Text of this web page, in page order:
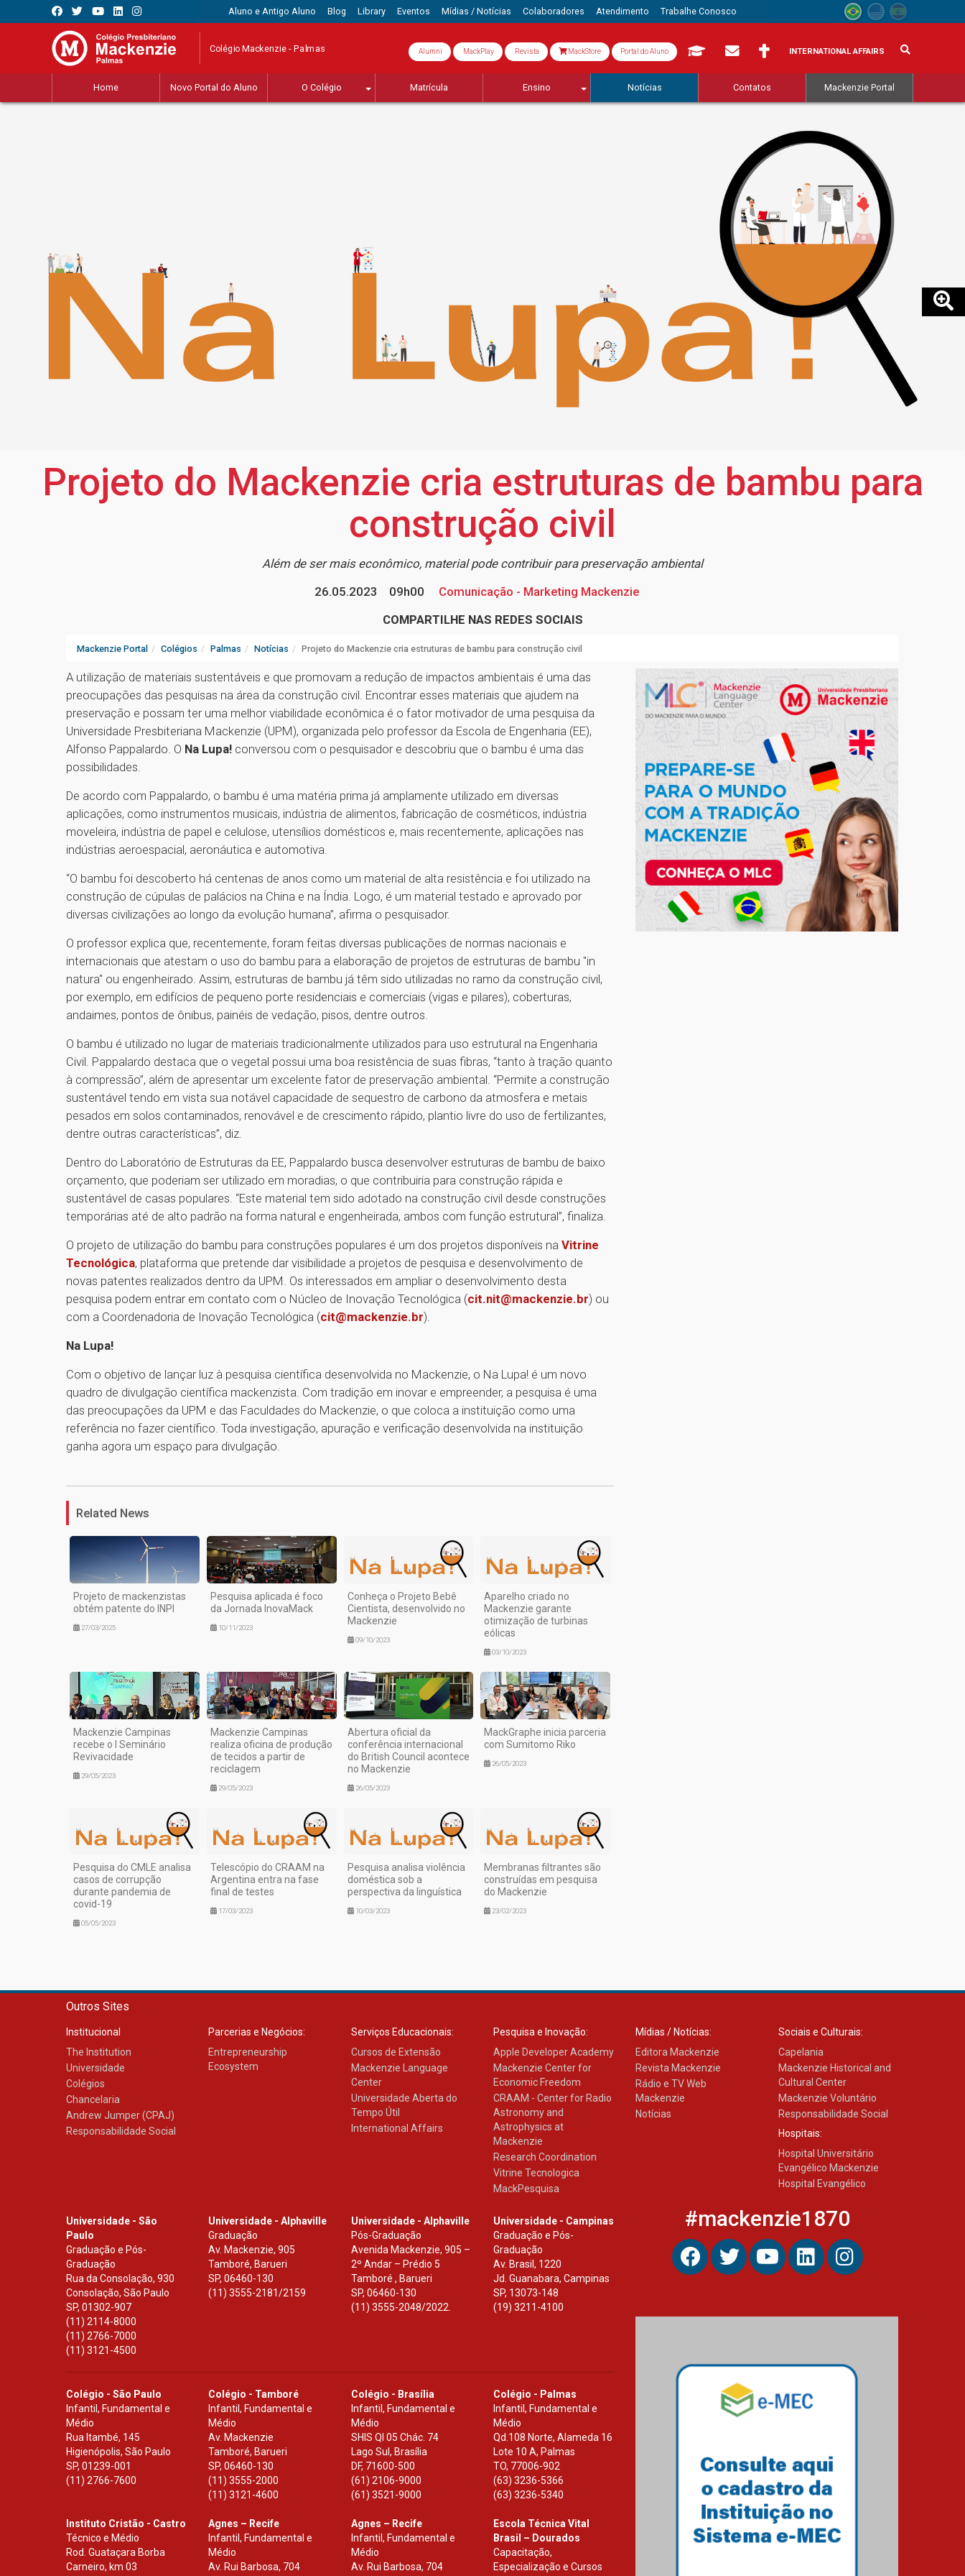
Aluno e Antigo Aluno Blog Library Eventos Mídias / Notícias Colaboradores Atendimento Trabalhe Conosco
Colégio Mackenzie - Palmas Alumni MackPlay Revista MackStore Portal do Aluno INTERNATIONAL AFFAIRS
Home Novo Portal do Aluno O Colégio Matrícula Ensino Notícias Contatos Mackenzie Portal
Projeto do Mackenzie cria estruturas de bambu para
construção civil
Além de ser mais econômico, material pode contribuir para preservação ambiental
26.05.2023
09h00
Comunicação - Marketing Mackenzie
COMPARTILHE NAS REDES SOCIAIS
Mackenzie Portal Colégios Palmas Notícias Projeto do Mackenzie cria estruturas de bambu para construção civil
A utilização de materiais sustentáveis e que promovam a redução de impactos ambientais é uma das
preocupações das pesquisas na área da construção civil. Encontrar esses materiais que ajudem na
preservação e possam ter uma melhor viabilidade econômica é o fator motivador de uma pesquisa da
Universidade Presbiteriana Mackenzie (UPM), organizada pelo professor da Escola de Engenharia (EE),
Alfonso Pappalardo. O Na Lupa! conversou com o pesquisador e descobriu que o bambu é uma das
possibilidades.
De acordo com Pappalardo, o bambu é uma matéria prima já amplamente utilizado em diversas
aplicações, como instrumentos musicais, indústria de alimentos, fabricação de cosméticos, indústria
moveleira, indústria de papel e celulose, utensílios domésticos e, mais recentemente, aplicações nas
indústrias aeroespacial, aeronáutica e automotiva.
“O bambu foi descoberto há centenas de anos como um material de alta resistência e foi utilizado na
construção de cúpulas de palácios na China e na Índia. Logo, é um material testado e aprovado por
diversas civilizações ao longo da evolução humana”, afirma o pesquisador.
O professor explica que, recentemente, foram feitas diversas publicações de normas nacionais e
internacionais que atestam o uso do bambu para a elaboração de projetos de estruturas de bambu "in
natura" ou engenheirado. Assim, estruturas de bambu já têm sido utilizadas no ramo da construção civil,
por exemplo, em edifícios de pequeno porte residenciais e comerciais (vigas e pilares), coberturas,
andaimes, pontos de ônibus, painéis de vedação, pisos, dentre outros.
O bambu é utilizado no lugar de materiais tradicionalmente utilizados para uso estrutural na Engenharia
Civil. Pappalardo destaca que o vegetal possui uma boa resistência de suas fibras, “tanto à tração quanto
à compressão”, além de apresentar um excelente fator de preservação ambiental. “Permite a construção
sustentável tendo em vista sua notável capacidade de sequestro de carbono da atmosfera e metais
pesados em solos contaminados, renovável e de crescimento rápido, plantio livre do uso de fertilizantes,
dentre outras características”, diz.
Dentro do Laboratório de Estruturas da EE, Pappalardo busca desenvolver estruturas de bambu de baixo
orçamento, que poderiam ser utilizado em moradias, o que contribuiria para construção rápida e
sustentável de casas populares. “Este material tem sido adotado na construção civil desde construções
temporárias até de alto padrão na forma natural e engenheirada, ambos com função estrutural”, finaliza.
O projeto de utilização do bambu para construções populares é um dos projetos disponíveis na Vitrine
Tecnológica, plataforma que pretende dar visibilidade a projetos de pesquisa e desenvolvimento de
novas patentes realizados dentro da UPM. Os interessados em ampliar o desenvolvimento desta
pesquisa podem entrar em contato com o Núcleo de Inovação Tecnológica (cit.nit@mackenzie.br) ou
com a Coordenadoria de Inovação Tecnológica (cit@mackenzie.br).
Na Lupa!
Com o objetivo de lançar luz à pesquisa científica desenvolvida no Mackenzie, o Na Lupa! é um novo
quadro de divulgação científica mackenzista. Com tradição em inovar e empreender, a pesquisa é uma
das preocupações da UPM e das Faculdades do Mackenzie, o que coloca a instituição como uma
referência no fazer científico. Toda investigação, apuração e verificação desenvolvida na instituição
ganha agora um espaço para divulgação.
Related News
Projeto de mackenzistas
obtém patente do INPI
27/03/2025
Pesquisa aplicada é foco
da Jornada InovaMack
10/11/2023
Conheça o Projeto Bebê
Cientista, desenvolvido no
Mackenzie
09/10/2023
Aparelho criado no
Mackenzie garante
otimização de turbinas
eólicas
03/10/2023
Mackenzie Campinas
recebe o I Seminário
Revivacidade
29/05/2023
Mackenzie Campinas
realiza oficina de produção
de tecidos a partir de
reciclagem
29/05/2023
Abertura oficial da
conferência internacional
do British Council acontece
no Mackenzie
26/05/2023
MackGraphe inicia parceria
com Sumitomo Riko
26/05/2023
Pesquisa do CMLE analisa
casos de corrupção
durante pandemia de
covid-19
05/05/2023
Telescópio do CRAAM na
Argentina entra na fase
final de testes
17/03/2023
Pesquisa analisa violência
doméstica sob a
perspectiva da linguística
10/03/2023
Membranas filtrantes são
construídas em pesquisa
do Mackenzie
23/02/2023
Outros Sites
Institucional
The Institution
Universidade
Colégios
Chancelaria
Andrew Jumper (CPAJ)
Responsabilidade Social
Parcerias e Negócios:
Entrepreneurship
Ecosystem
Serviços Educacionais:
Cursos de Extensão
Mackenzie Language
Center
Universidade Aberta do
Tempo Útil
International Affairs
Pesquisa e Inovação:
Apple Developer Academy
Mackenzie Center for
Economic Freedom
CRAAM - Center for Radio
Astronomy and
Astrophysics at
Mackenzie
Research Coordination
Vitrine Tecnologica
MackPesquisa
Mídias / Notícias:
Editora Mackenzie
Revista Mackenzie
Rádio e TV Web
Mackenzie
Notícias
Sociais e Culturais:
Capelania
Mackenzie Historical and
Cultural Center
Mackenzie Voluntário
Responsabilidade Social
Hospitais:
Hospital Universitário
Evangélico Mackenzie
Hospital Evangélico
Universidade - São
Paulo
Graduação e Pós-
Graduação
Rua da Consolação, 930
Consolação, São Paulo
SP, 01302-907
(11) 2114-8000
(11) 2766-7000
(11) 3121-4500
Universidade - Alphaville
Graduação
Av. Mackenzie, 905
Tamboré, Barueri
SP,06460-130
(11) 3555-2181/2159
Universidade - Alphaville
Pós-Graduação
Avenida Mackenzie, 905 –
2º Andar – Prédio 5
Tamboré , Barueri
SP, 06460-130
(11) 3555-2048/2022.
Universidade - Campinas
Graduação e Pós-
Graduação
Av. Brasil, 1220
Jd. Guanabara, Campinas
SP, 13073-148
(19) 3211-4100
Colégio - São Paulo
Infantil, Fundamental e
Médio
Rua Itambé, 145
Higienópolis, São Paulo
SP, 01239-001
(11) 2766-7600
Colégio - Tamboré
Infantil, Fundamental e
Médio
Av. Mackenzie
Tamboré, Barueri
SP,06460-130
(11) 3555-2000
(11) 3121-4600
Colégio - Brasília
Infantil, Fundamental e
Médio
SHIS Ql 05 Chác. 74
Lago Sul, Brasília
DF, 71600-500
(61) 2106-9000
(61) 3521-9000
Colégio - Palmas
Infantil, Fundamental e
Médio
Qd.108 Norte, Alameda 16
Lote 10 A, Palmas
TO, 77006-902
(63) 3236-5366
(63) 3236-5340
Instituto Cristão - Castro
Técnico e Médio
Rod. Guataçara Borba
Carneiro, km 03
Agnes – Recife
Infantil, Fundamental e
Médio
Av. Rui Barbosa, 704
Agnes – Recife
Infantil, Fundamental e
Médio
Av. Rui Barbosa, 704
Escola Técnica Vital
Brasil – Dourados
Capacitação,
Especialização e Cursos
#mackenzie1870